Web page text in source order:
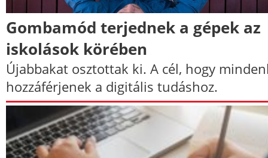
Gombamód terjednek a gépek az
iskolások körében
Újabbakat osztottak ki. A cél, hogy
hozzáférjenek a digitális tudáshoz.